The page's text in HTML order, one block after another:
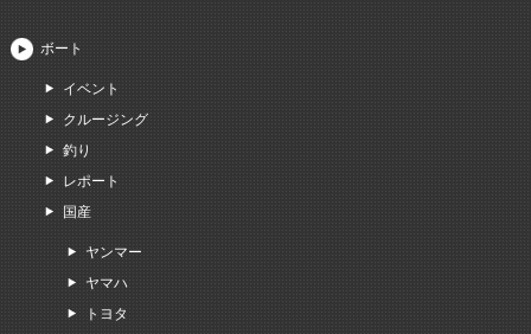
ボート
イベント
クルージング
釣り
レポート
国産
ヤンマー
ヤマハ
トヨタ